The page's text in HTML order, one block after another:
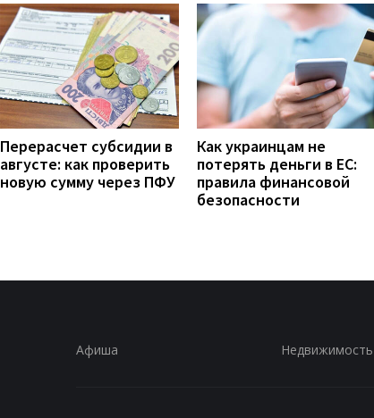
Перерасчет субсидии в
августе: как проверить
новую сумму через ПФУ
Как украинцам не
потерять деньги в ЕС:
правила финансовой
безопасности
Афиша Недвижимость